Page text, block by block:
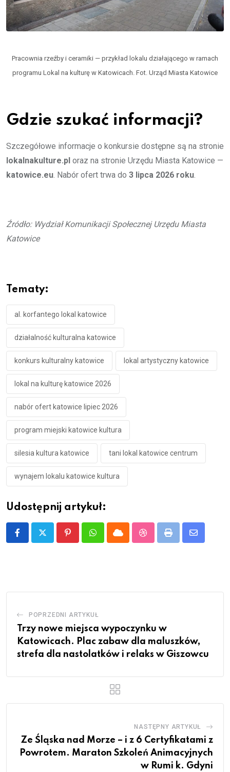
Pracownia rzeźby i ceramiki — przykład lokalu działającego w ramach
programu Lokal na kulturę w Katowicach. Fot. Urząd Miasta Katowice
Gdzie szukać informacji?
Szczegółowe informacje o konkursie dostępne są na stronie
lokalnakulture.pl oraz na stronie Urzędu Miasta Katowice —
katowice.eu . Nabór ofert trwa do 3 lipca 2026 roku
Źródło: Wydział Komunikacji Społecznej Urzędu Miasta
Katowice
Tematy:
al. korfantego lokal katowice
działalność kulturalna katowice
konkurs kulturalny katowice lokal artystyczny katowice
lokal na kulturę katowice 2026
nabór ofert katowice lipiec 2026
program miejski katowice kultura
silesia kultura katowice tani lokal katowice centrum
wynajem lokalu katowice kultura
Udostępnij artykuł:
PinterestWhatsappCloud StumbleUpon
Print
Share
POPRZEDNI ARTYKUŁ
Trzy nowe miejsca wypoczynku w
Katowicach. Plac zabaw dla maluszków,
strefa dla nastolatków i relaks w Giszowcu
NASTĘPNY ARTYKUŁ
Ze Śląska nad Morze – i z 6 Certyfikatami z
Powrotem. Maraton Szkoleń Animacyjnych
w Rumi k. Gdyni